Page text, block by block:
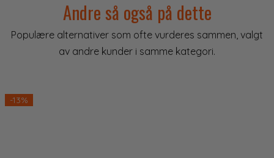
Andre så også på dette
Populære alternativer som ofte vurderes sammen, valgt
av andre kunder i samme kategori.
-13%